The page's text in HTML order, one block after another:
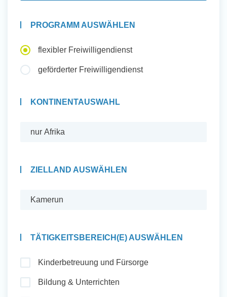
Auslandserfahrung Sammeln
und Sozial Engagieren
Initiativbewerbung
Auslandserfahrung Sammeln
PROGRAMM AUSWÄHLEN
flexibler Freiwilligendienst
geförderter Freiwilligendienst
KONTINENTAUSWAHL
ZIELLAND AUSWÄHLEN
TÄTIGKEITSBEREICH(E) AUSWÄHLEN
Kinderbetreuung und Fürsorge
Bildung & Unterrichten